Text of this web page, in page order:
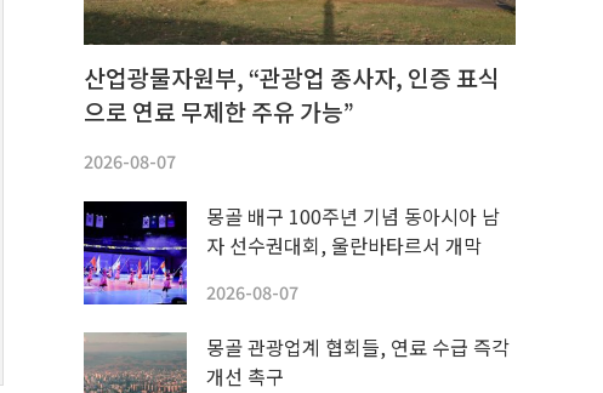
산업광물자원부, “관광업 종사자, 인증 표식
으로 연료 무제한 주유 가능”
2026-08-07
몽골 배구 100주년 기념 동아시아 남
자 선수권대회, 울란바타르서 개막
2026-08-07
몽골 관광업계 협회들, 연료 수급 즉각
개선 촉구